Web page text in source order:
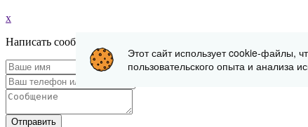
x
Написать сообщение
Отправить
Этот сайт использует cookie-файлы,
пользовательского опыта и анализа